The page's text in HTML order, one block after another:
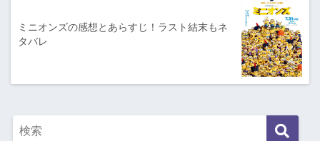
ミニオンズの感想とあらすじ！ラスト結末もネ
タバレ